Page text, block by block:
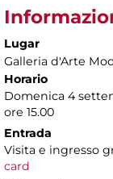
Lugar
Galleria d'Arte
Horario
Domenica 4
ore 15.00
Entrada
Visita e ingresso
card